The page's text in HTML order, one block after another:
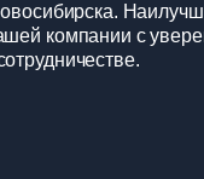
компании с